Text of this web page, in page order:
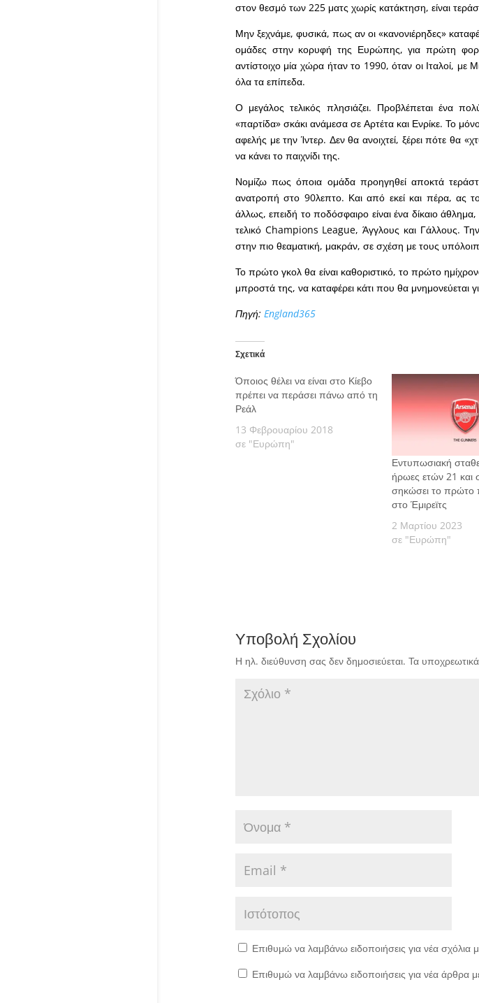
στον θεσμό των 225 ματς χωρίς κατάκτηση, είναι
Μην ξεχνάμε, φυσικά, πως αν οι «κανονιέρηδες»
ομάδες στην κορυφή της Ευρώπης, για πρώτη
αντίστοιχο μία χώρα ήταν το 1990, όταν οι Ιταλοί,
όλα τα επίπεδα.
Ο μεγάλος τελικός πλησιάζει. Προβλέπεται ένα
«παρτίδα» σκάκι ανάμεσα σε Αρτέτα και Ενρίκε. Το
αφελής με την Ίντερ. Δεν θα ανοιχτεί, ξέρει πότε θα
να κάνει το παιχνίδι της.
Νομίζω πως όποια ομάδα προηγηθεί αποκτά
ανατροπή στο 90λεπτο. Και από εκεί και πέρα, ας
άλλως, επειδή το ποδόσφαιρο είναι ένα δίκαιο
τελικό Champions League, Άγγλους και Γάλλους.
στην πιο θεαματική, μακράν, σε σχέση με τους
Το πρώτο γκολ θα είναι καθοριστικό, το πρώτο
μπροστά της, να καταφέρει κάτι που θα μνημονεύεται
Πηγή: England365
Σχετικά
Όποιος θέλει να είναι στο Κίεβο
πρέπει να περάσει πάνω από τη
Ρεάλ
13 Φεβρουαρίου 2018
σε "Ευρώπη"
Εντυπωσιακή
ήρωες ετών 21 και
σηκώσει το πρώτο
στο Έμιρεϊτς
2 Μαρτίου 2023
σε "Ευρώπη"
Υποβολή Σχολίου
Η ηλ. διεύθυνση σας δεν δημοσιεύεται. Τα
Επιθυμώ να λαμβάνω ειδοποιήσεις για νέα
Επιθυμώ να λαμβάνω ειδοποιήσεις για νέα άρθρα